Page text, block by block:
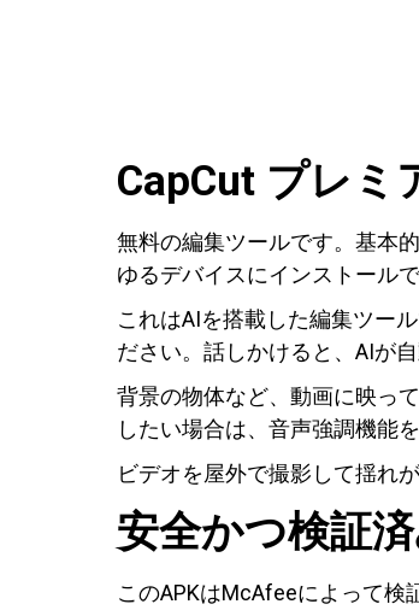
CapCut プレミ
無料の編集ツールです。基本
ゆるデバイスにインストールで
これはAIを搭載した編集ツー
ださい。話しかけると、AIが
背景の物体など、動画に映っ
したい場合は、音声強調機能
ビデオを屋外で撮影して揺れ
安全かつ検証
このAPKはMcAfeeによって検